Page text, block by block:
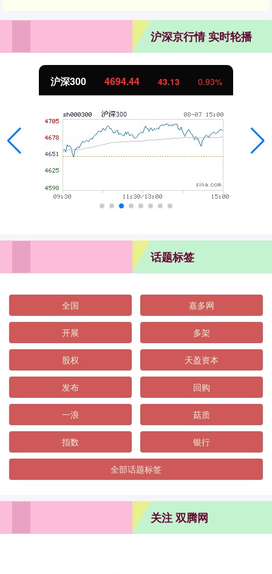
沪深京行情 实时轮播
沪深300 4694.44 43.13 0.93%
话题标签
全国 嘉多网
开展 多架
股权 天盈资本
发布 回购
一浪 菇质
指数 银行
全部话题标签
关注 双腾网